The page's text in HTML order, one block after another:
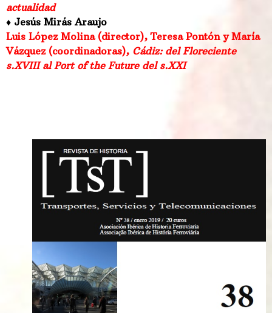
actualidad
♦ Jesús Mirás Araujo
Luis López Molina (director), Teresa Pontón y María
Vázquez (coordinadoras), Cádiz: del Floreciente
s.XVIII al Port of the Future del s.XXI